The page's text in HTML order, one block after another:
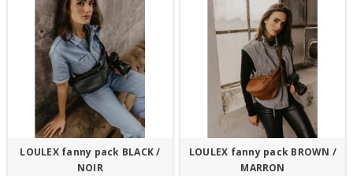
LOULEX fanny pack BLACK /
NOIR
LOULEX fanny pack BROWN /
MARRON